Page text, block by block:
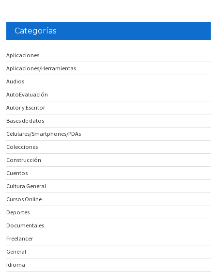
Categorías
Aplicaciones
Aplicaciones/Herramientas
Audios
AutoEvaluación
Autor y Escritor
Bases de datos
Celulares/Smartphones/PDAs
Colecciones
Construcción
Cuentos
Cultura General
Cursos Online
Deportes
Documentales
Freelancer
General
Idioma